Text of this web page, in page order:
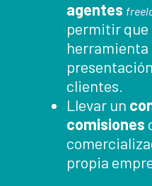
agentes
permitir que
herramienta
clientes.
Llevar un
comisiones
propia